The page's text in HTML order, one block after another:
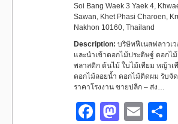
Soi Bang Waek 3 Yaek 4,
Sawan, Khet Phasi Charoen,
Nakhon 10160, Thailand
Description: บริษัทฟีเนสฟลาวเว
และนำเข้าดอกไม้ประดิษฐ์ ดอกไ
พลาสติก ต้นไม้ ใบไม้เทียม หญ้าเ
ดอกไม้ลอยน้ำ ดอกไม้ติดผม รับจั
ราคาโรงงาน ขายปลีก – ส่ง…
F
M
E